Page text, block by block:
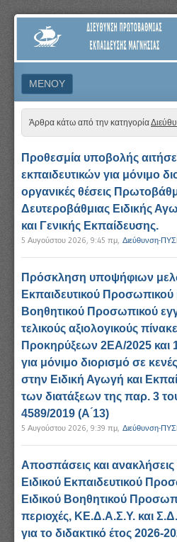
ΔΙΕΎΘΥΝΣΗ
ΠΡΩΤΟΒΆΘΜΙΑΣ
ΕΚΠΑΊΔΕΥΣΗΣ
ΜΑΓΝΗΣΊΑΣ
ΜΕΝΟΎ
ΜΕΤΆΒΑΣΗ ΣΕ ΠΕΡΙΕΧΌΜΕΝΟ
Άρθρα κάτω από την κατηγορία
Προθεσμία υποβολής
εκπαιδευτικών για μόνιμο
οργανικές θέσεις
Δευτεροβάθμιας Ειδικής
και Γενικής Εκπαίδευσης.
5 Αυγούστου 2026, 9:45 πμ, Διεύθυνση-
Πρόσκληση υποψήφιων
Εκπαιδευτικού Προσωπικού
Βοηθητικού Προσωπικού
τελικούς αξιολογικούς
Προκηρύξεων 2ΕΑ/2025 και
για μόνιμο διορισμό σε
στην Ειδική Αγωγή και
των διατάξεων της παρ. 3
4589/2019 (Α ́13)
5 Αυγούστου 2026, 9:39 πμ, Διεύθυνση-
Αποσπάσεις και
Ειδικού Εκπαιδευτικού
Ειδικού Βοηθητικού
περιοχές, ΚΕ.Δ.Α.Σ.Υ. και
για το διδακτικό έτος 2026-